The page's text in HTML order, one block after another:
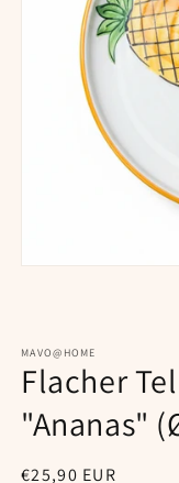
MAVO@HOME
Flacher
"Ananas"
Normaler
€25,90 EUR